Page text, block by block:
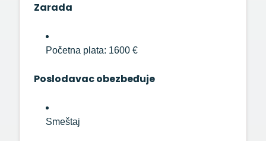
Zarada
Početna plata: 1600 €
Poslodavacobezbeđuje
Smeštaj